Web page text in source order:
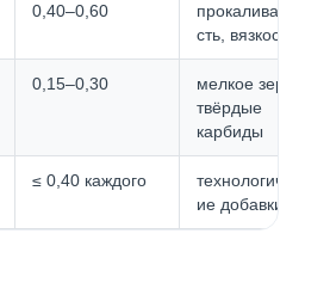
0,40–0,60
прокаливаемо
сть, вязкость
0,15–0,30
мелкое зерно,
твёрдые
карбиды
≤ 0,40 каждого
технологическ
ие добавки